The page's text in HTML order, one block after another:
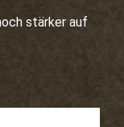
stärker auf